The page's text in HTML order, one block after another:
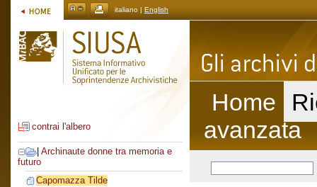
italiano | English
contrai l'albero
Archinaute donne tra memoria e
futuro
Capomazza Tilde
Home
avanzata